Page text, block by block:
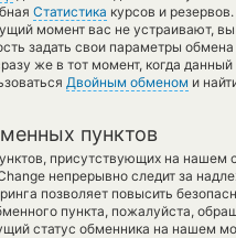
Статистика курсов и
момент вас не устраивают,
задать свои параметры
же в тот момент, когда
Двойным обменом и
пунктов
присутствующих на нашем
непрерывно следит за
позволяет повысить
пункта, пожалуйста,
статус обменника на нашем